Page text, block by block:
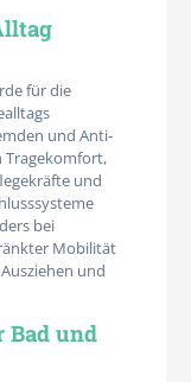
für die
und Anti-
Tragekomfort,
und
bei
Mobilität
und
und